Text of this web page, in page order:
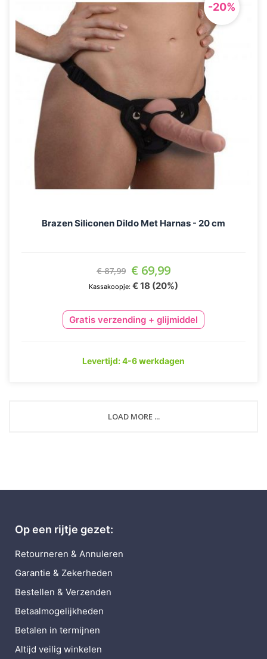
-20%
Brazen Siliconen Dildo Met Harnas - 20 cm
€ 87,99 Aanbiedingsprijs
€ 69,99
Kassakoopje: € 18 (20%)
Gratis verzending + glijmiddel
Levertijd: 4-6 werkdagen
LOAD MORE ...
Op een rijtje gezet:
Retourneren & Annuleren
Garantie & Zekerheden
Bestellen & Verzenden
Betaalmogelijkheden
Betalen in termijnen
Altijd veilig winkelen